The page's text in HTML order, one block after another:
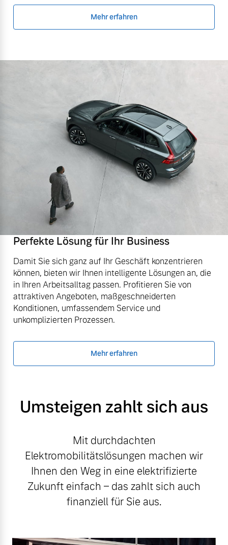
Mehr erfahren
Perfekte Lösung für Ihr Business
Damit Sie sich ganz auf Ihr Geschäft konzentrieren
können, bieten wir Ihnen intelligente Lösungen an, die
in Ihren Arbeitsalltag passen. Profitieren Sie von
attraktiven Angeboten, maßgeschneiderten
Konditionen, umfassendem Service und
unkomplizierten Prozessen.
Mehr erfahren
Umsteigen zahlt sich aus
Mit durchdachten
Elektromobilitätslösungen machen wir
Ihnen den Weg in eine elektrifizierte
Zukunft einfach – das zahlt sich auch
finanziell für Sie aus.